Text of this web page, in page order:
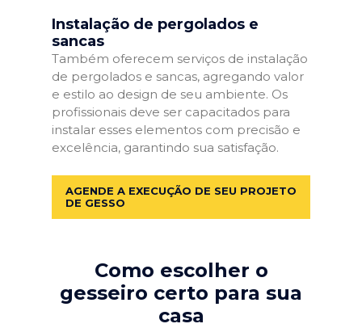
Instalação de pergolados e
sancas
Também oferecem serviços de instalação
de pergolados e sancas, agregando valor
e estilo ao design de seu ambiente. Os
profissionais deve ser capacitados para
instalar esses elementos com precisão e
excelência, garantindo sua satisfação.
AGENDE A EXECUÇÃO DE SEU PROJETO
DE GESSO
Como escolher o
gesseiro certo para sua
casa